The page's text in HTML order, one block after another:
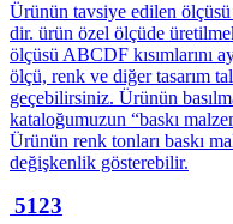
Ürünün tavsiye edilen
dir. ürün özel ölçüde
ölçüsü ABCDF kısımlarını
ölçü, renk ve diğer tasarım
geçebilirsiniz. Ürünün
kataloğumuzun “baskı
Ürünün renk tonları baskı
değişkenlik gösterebilir.
5123